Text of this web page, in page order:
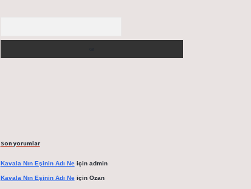
Son yorumlar
Kavala Nın Eşinin Adı Neiçin admin
Kavala Nın Eşinin Adı Neiçin Ozan